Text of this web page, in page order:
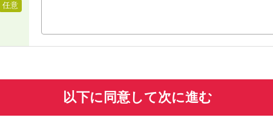
任意
以下に同意して次に進む